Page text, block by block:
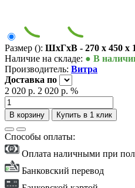
Размер (): ШxГxВ - 270 x 450 x
Наличие на складе: ● В
Производитель: Витра
Доставка по
2 020 р. 2 020 р. %
В корзину Купить в 1 клик
Способы оплаты:
Оплата наличными при
Банковский перевод